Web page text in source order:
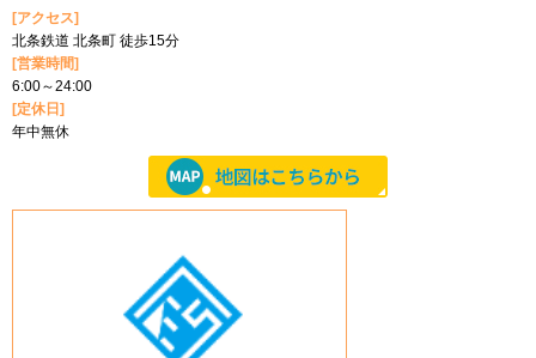
[アクセス]
北条鉄道 北条町 徒歩15分
[営業時間]
6:00～24:00
[定休日]
年中無休